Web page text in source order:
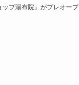
プ湯布院』がプレオープ